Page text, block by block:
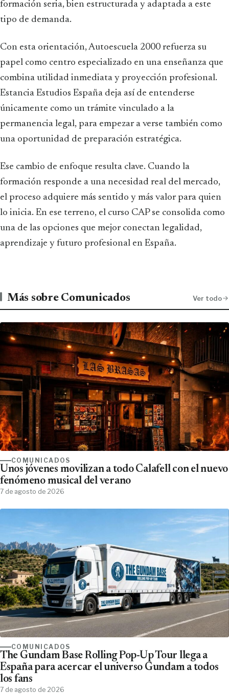
formación seria, bien estructurada y adaptada a este
tipo de demanda.
Con esta orientación, Autoescuela 2000 refuerza su
papel como centro especializado en una enseñanza que
combina utilidad inmediata y proyección profesional.
Estancia Estudios España deja así de entenderse
únicamente como un trámite vinculado a la
permanencia legal, para empezar a verse también como
una oportunidad de preparación estratégica.
Ese cambio de enfoque resulta clave. Cuando la
formación responde a una necesidad real del mercado,
el proceso adquiere más sentido y más valor para quien
lo inicia. En ese terreno, el curso CAP se consolida como
una de las opciones que mejor conectan legalidad,
aprendizaje y futuro profesional en España.
Más sobre Comunicados Ver todo
COMUNICADOS
Unos jóvenes movilizan a todo Calafell con el nuevo
fenómeno musical del verano
7 de agosto de 2026
COMUNICADOS
The Gundam Base Rolling Pop-Up Tour llega a
España para acercar el universo Gundam a todos
los fans
7 de agosto de 2026